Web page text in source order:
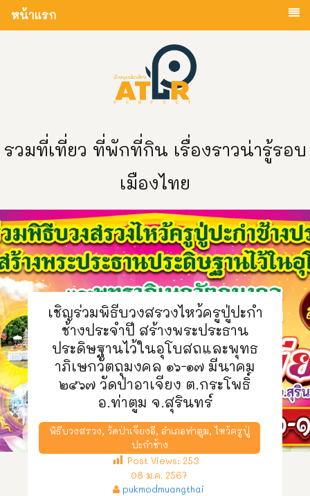
หน้าแรก
รวมที่เที่ยว ที่พักที่กิน เรื่องราวน่ารู้รอบ
เมืองไทย
เชิญร่วมพิธีบวงสรวงไหว้ครูปู่ปะกำ
ช้างประจำปี สร้างพระประธาน
ประดิษฐานไว้ในอุโบสถและพุทธ
าภิเษกวัตถุมงคล ๑๖-๑๗ มีนาคม
๒๕๖๗ วัดป่าอาเจียง ต.กระโพธิ์
อ.ท่าตูม จ.สุรินทร์
พิธีบวงสรวง, วัดป่าเจียงอี, อำเภอท่าตูม,ไหว้ครูปู่
ปะกำช้าง
Post Views: 253
08 ม.ค. 2567
pukmodmuangthai